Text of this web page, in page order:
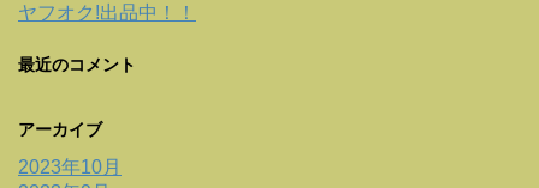
ヤフオク!出品中！！
最近のコメント
アーカイブ
2023年10月